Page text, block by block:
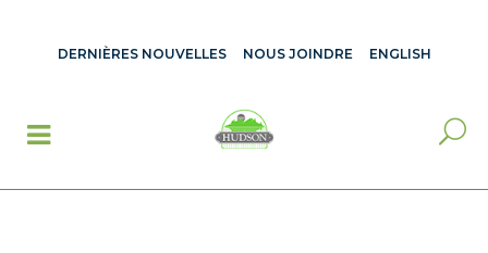
DERNIÈRES NOUVELLES NOUS JOINDRE ENGLISH